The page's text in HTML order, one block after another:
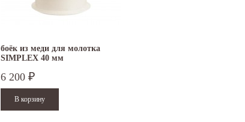
боёк из меди для молотка
SIMPLEX 40 мм
6 200 ₽